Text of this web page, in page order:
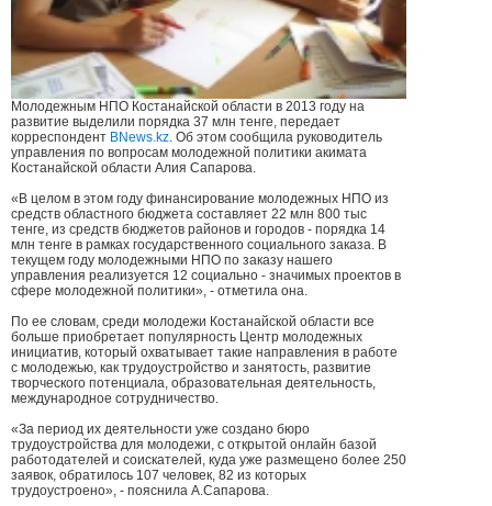
Молодежным НПО Костанайской области в 2013 году на
развитие выделили порядка 37 млн тенге, передает
корреспондент BNews.kz. Об этом сообщила руководитель
управления по вопросам молодежной политики акимата
Костанайской области Алия Сапарова.
«В целом в этом году финансирование молодежных НПО из
средств областного бюджета составляет 22 млн 800 тыс
тенге, из средств бюджетов районов и городов - порядка 14
млн тенге в рамках государственного социального заказа. В
текущем году молодежными НПО по заказу нашего
управления реализуется 12 социально - значимых проектов в
сфере молодежной политики», - отметила она.
По ее словам, среди молодежи Костанайской области все
больше приобретает популярность Центр молодежных
инициатив, который охватывает такие направления в работе
с молодежью, как трудоустройство и занятость, развитие
творческого потенциала, образовательная деятельность,
международное сотрудничество.
«За период их деятельности уже создано бюро
трудоустройства для молодежи, с открытой онлайн базой
работодателей и соискателей, куда уже размещено более 250
заявок, обратилось 107 человек, 82 из которых
трудоустроено», - пояснила А.Сапарова.